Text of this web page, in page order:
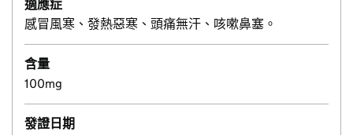
適應症
感冒風寒、發熱惡寒、頭痛無汗、咳嗽鼻塞。
含量
100mg
發證日期